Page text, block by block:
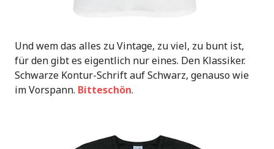
Und wem das alles zu Vintage, zu viel, zu bunt ist,
für den gibt es eigentlich nur eines. Den Klassiker.
Schwarze Kontur-Schrift auf Schwarz, genauso wie
im Vorspann. Bitteschön.